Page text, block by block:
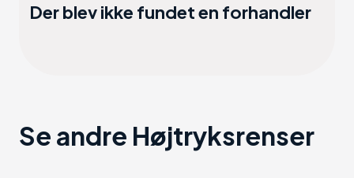
Der blev ikke fundet en forhandler
Se andre Højtryksrenser